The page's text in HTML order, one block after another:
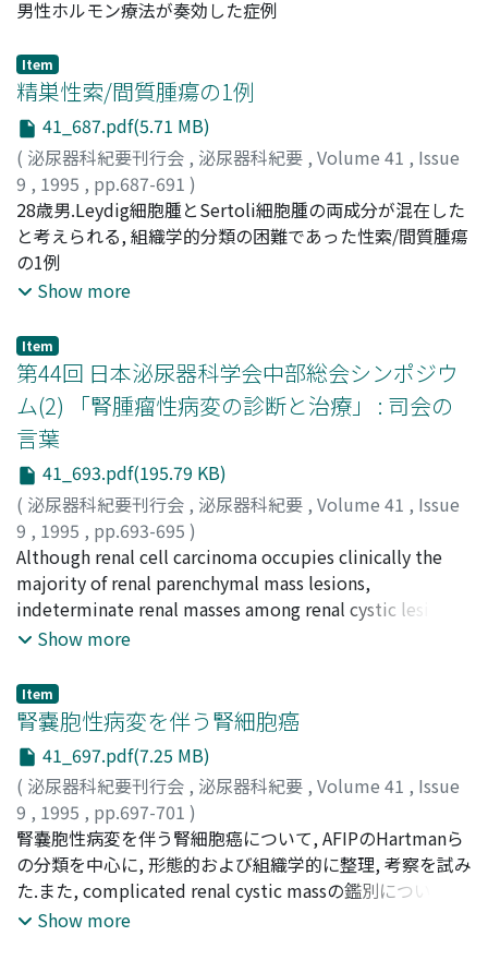
男性ホルモン療法が奏効した症例
Item
精巣性索/間質腫瘍の1例
41_687.pdf(5.71 MB)
( 泌尿器科紀要刊行会 , 泌尿器科紀要 , Volume 41 , Issue
9 , 1995 , pp.687-691 )
福森, 知治;西川, 宏志;山本, 晶弘;竹中, 章;湯浅, 健司; 寺
尾, 尚民;岩田, 純;Fukumori, Tomoharu;Nishikawa,
Hiroshi
Kenji;Terao, Naotami
28歳男.Leydig細胞腫とSertoli細胞腫の両成分が混在した
と考えられる, 組織学的分類の困難であった性索/間質腫瘍
の1例
Show more
Item
第44回 日本泌尿器科学会中部総会シンポジウ
ム(2) 「腎腫瘤性病変の診断と治療」 : 司会の
言葉
41_693.pdf(195.79 KB)
( 泌尿器科紀要刊行会 , 泌尿器科紀要 , Volume 41 , Issue
9 , 1995 , pp.693-695 )
津川, 龍三 ;川村, 壽一;Tsugawa, Ryuzo;Kawamura,
Juichi
Although renal cell carcinoma occupies clinically the
majority of renal parenchymal mass lesions,
indeterminate renal masses among renal cystic lesions
and benign renal tumors have been frequently found
mass lesions to be differentiated from renal cell
carcinoma were focused on in the symposium and the
points discussed were divided into four categories. 1.
Indeterminate renal cystic masses, especially focused
on multilocular cystic lesions and renal malignant
lesions associated with acquired cystic disease of the
kidney (ACDK) and von Hippel Lindau disease. 2.
Angiomyolipoma and oncocytoma, as representative
ones among a variety of benign renal tumorous lesions.
3. How to treat small renal masses serendipitously
Show more
Item
腎嚢胞性病変を伴う腎細胞癌
41_697.pdf(7.25 MB)
( 泌尿器科紀要刊行会 , 泌尿器科紀要 , Volume 41 , Issue
9 , 1995 , pp.697-701 )
寺地, 敏郎;Terachi, Toshiro
腎嚢胞性病変を伴う腎細胞癌について, AFIPのHartmanら
の分類を中心に, 形態的および組織学的に整理, 考察を試み
た.また, complicated renal cystic massの鑑別について,
自験例を提示しながら画像診断, 嚢胞穿液の検査所見に関
Show more